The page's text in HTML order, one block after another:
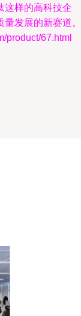
这样的高科技企
量发展的新赛道。
product/67.html